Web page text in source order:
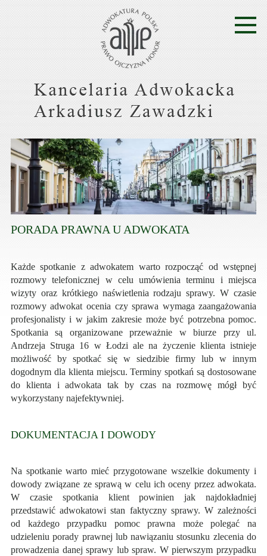
PORADA PRAWNA U ADWOKATA
Każde spotkanie z adwokatem warto rozpocząć od wstępnej
rozmowy telefonicznej w celu umówienia terminu i miejsca
wizyty oraz krótkiego naświetlenia rodzaju sprawy. W czasie
rozmowy adwokat ocenia czy sprawa wymaga zaangażowania
profesjonalisty i w jakim zakresie może być potrzebna pomoc.
Spotkania są organizowane przeważnie w biurze przy ul.
Andrzeja Struga 16 w Łodzi ale na życzenie klienta istnieje
możliwość by spotkać się w siedzibie firmy lub w innym
dogodnym dla klienta miejscu. Terminy spotkań są dostosowane
do klienta i adwokata tak by czas na rozmowę mógł być
wykorzystany najefektywniej.
DOKUMENTACJA I DOWODY
Na spotkanie warto mieć przygotowane wszelkie dokumenty i
dowody związane ze sprawą w celu ich oceny przez adwokata.
W czasie spotkania klient powinien jak najdokładniej
przedstawić adwokatowi stan faktyczny sprawy. W zależności
od każdego przypadku pomoc prawna może polegać na
udzieleniu porady prawnej lub nawiązaniu stosunku zlecenia do
prowadzenia danej sprawy lub spraw. W pierwszym przypadku